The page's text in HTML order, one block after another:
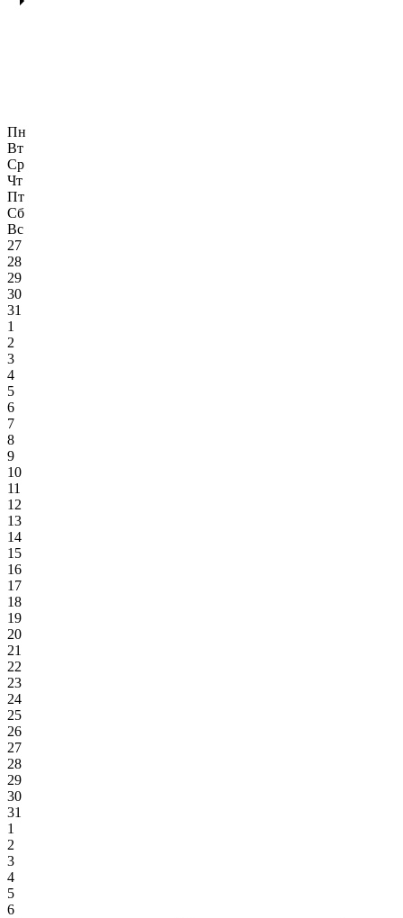
Пн
Вт
Ср
Чт
Пт
Сб
Вс
27
28
29
30
31
1
2
3
4
5
6
7
8
9
10
11
12
13
14
15
16
17
18
19
20
21
22
23
24
25
26
27
28
29
30
31
1
2
3
4
5
6